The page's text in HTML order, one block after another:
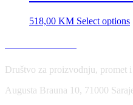
518,00 KM Select options
Društvo za proizvodnju, promet
Augusta Brauna 10, 71000